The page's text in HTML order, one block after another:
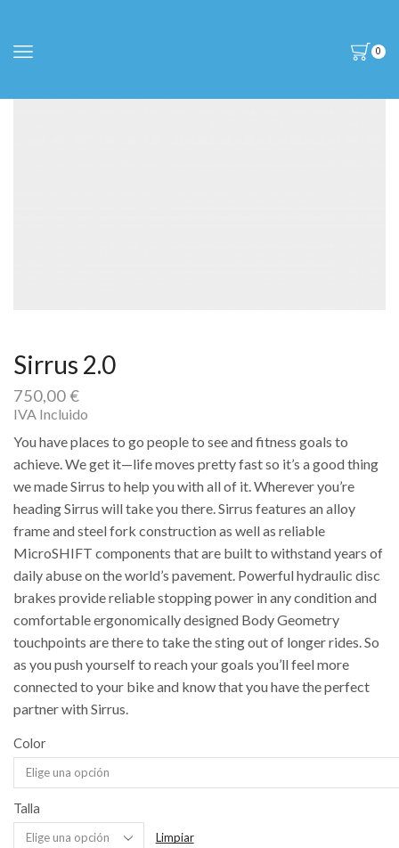
0
Sirrus 2.0
750,00€
IVA Incluido
You have places to go people to see and fitness goals to
achieve. We get it—life moves pretty fast so it’s a good thing
we made Sirrus to help you with all of it. Wherever you’re
heading Sirrus will take you there. Sirrus features an alloy
frame and steel fork construction as well as reliable
MicroSHIFT components that are built to withstand years of
daily abuse on the world’s pavement. Powerful hydraulic disc
brakes provide reliable stopping power in any condition and
comfortable ergonomically designed Body Geometry
touchpoints are there to take the sting out of longer rides. So
as you push yourself to reach your goals you’ll feel more
connected to your bike and know that you have the perfect
partner with Sirrus.
Color
Talla
Limpiar